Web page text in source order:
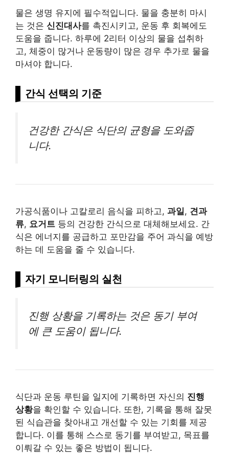
물은 생명 유지에 필수적입니다. 물을 충분히 마시
는 것은 신진대사를 촉진시키고, 운동 후 회복에도
도움을 줍니다. 하루에 2리터 이상의 물을 섭취하
고, 체중이 많거나 운동량이 많은 경우 추가로 물을
마셔야 합니다.
간식 선택의 기준
건강한 간식은 식단의 균형을 도와줍
니다.
가공식품이나 고칼로리 음식을 피하고, 과일, 견과
류, 요거트 등의 건강한 간식으로 대체해보세요. 간
식은 에너지를 공급하고 포만감을 주어 과식을 예방
하는 데 도움을 줄 수 있습니다.
자기 모니터링의 실천
진행 상황을 기록하는 것은 동기 부여
에 큰 도움이 됩니다.
식단과 운동 루틴을 일지에 기록하면 자신의 진행
상황을 확인할 수 있습니다. 또한, 기록을 통해 잘못
된 식습관을 찾아내고 개선할 수 있는 기회를 제공
합니다. 이를 통해 스스로 동기를 부여받고, 목표를
이뤄갈 수 있는 좋은 방법이 됩니다.